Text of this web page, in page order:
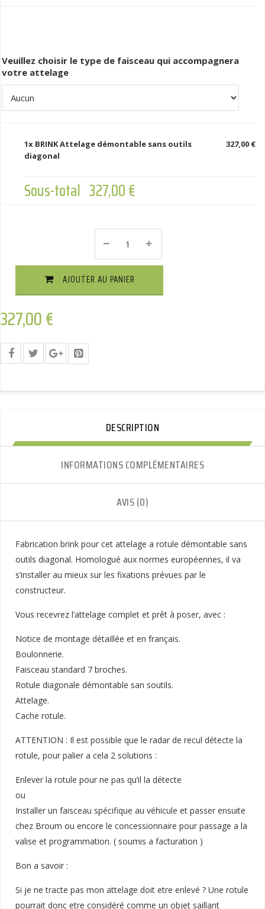
Veuillez choisir le type de faisceau qui accompagnera
votre attelage
1x BRINK Attelage démontable sans outils
diagonal
327,00 €
Sous-total 327,00 €
Attelage
Démontable
Sans
Outils
Diagonal
AJOUTER AU PANIER
327,00€
DESCRIPTION
INFORMATIONS COMPLÉMENTAIRES
AVIS (0)
Fabrication brink pour cet attelage a rotule démontable sans
outils diagonal. Homologué aux normes européennes, il va
s’installer au mieux sur les fixations prévues par le
constructeur.
Vous recevrez l’attelage complet et prêt à poser, avec :
Notice de montage détaillée et en français.
Boulonnerie.
Faisceau standard 7 broches.
Rotule diagonale démontable san soutils.
Attelage.
Cache rotule.
ATTENTION : Il est possible que le radar de recul détecte la
rotule, pour palier a cela 2 solutions :
Enlever la rotule pour ne pas qu’il la détecte
ou
Installer un faisceau spécifique au véhicule et passer ensuite
chez Broum ou encore le concessionnaire pour passage a la
valise et programmation. ( soumis a facturation )
Bon a savoir :
Si je ne tracte pas mon attelage doit etre enlevé ? Une rotule
pourrait donc etre considéré comme un objet saillant